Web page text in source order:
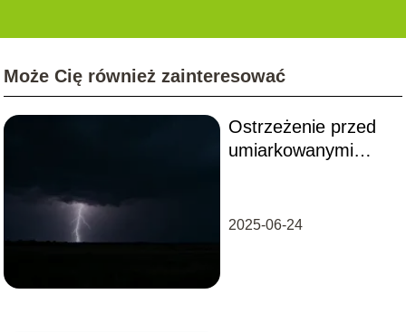
Może Cię również zainteresować
Ostrzeżenie przed
umiarkowanymi
2025-06-24